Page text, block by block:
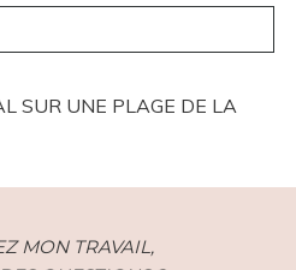
MARKED *
SUR UNE PLAGE DE LA
MON TRAVAIL,